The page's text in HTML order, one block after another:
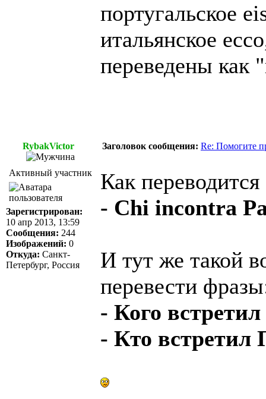
португальское
итальянское
переведены как
RybakVictor Заголовок сообщения: Re: Помогите
Активный участник
Зарегистрирован:
10 апр 2013, 13:59
Сообщения: 244
Изображений: 0
Откуда: Санкт-
Петербург, Россия
Как
- Chi incontra
И тут же такой
перевести
- Кого
- Кто встретил